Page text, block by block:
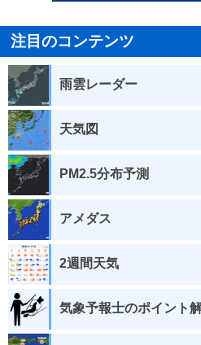
注目のコンテンツ
雨雲レーダー
天気図
PM2.5分布予測
アメダス
2週間天気
気象予報士のポイント